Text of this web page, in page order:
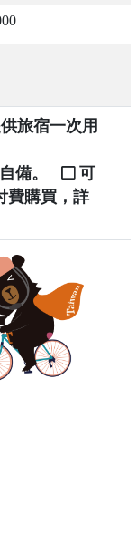
旅宿一次用
備。
可
費購買，詳